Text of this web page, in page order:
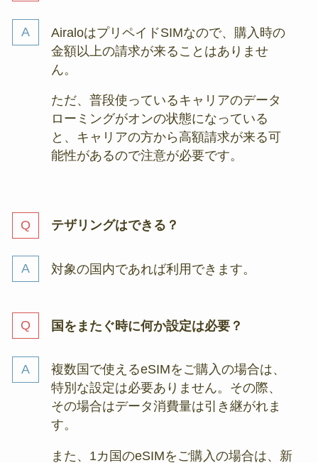
AiraloはプリペイドSIMなので、購入時の
金額以上の請求が来ることはありませ
ん。
ただ、普段使っているキャリアのデータ
ローミングがオンの状態になっている
と、キャリアの方から高額請求が来る可
能性があるので注意が必要です。
テザリングはできる？
対象の国内であれば利用できます。
国をまたぐ時に何か設定は必要？
複数国で使えるeSIMをご購入の場合は、
特別な設定は必要ありません。その際、
その場合はデータ消費量は引き継がれま
す。
また、1カ国のeSIMをご購入の場合は、新